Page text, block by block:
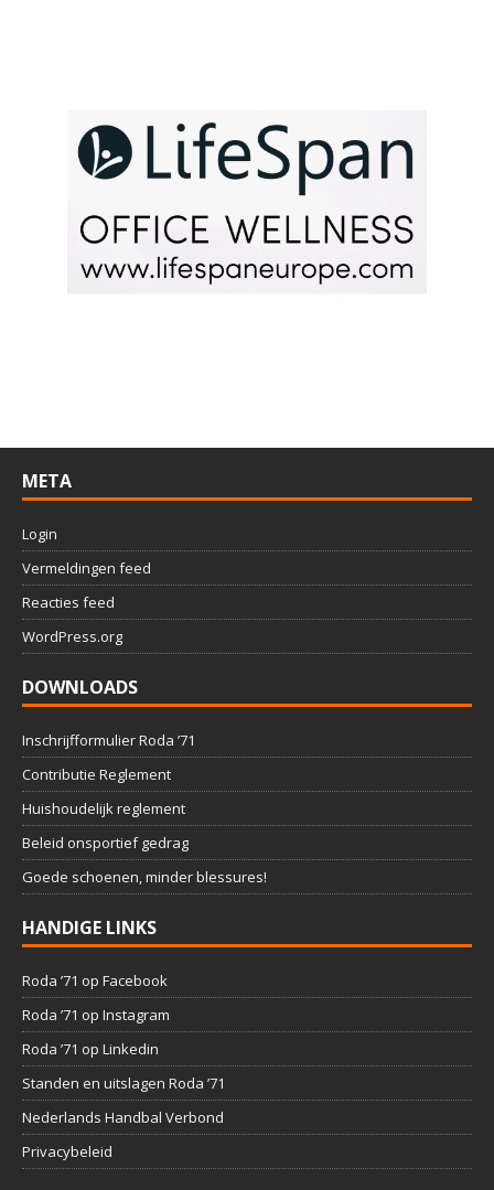
META
Login
Vermeldingen feed
Reacties feed
WordPress.org
DOWNLOADS
Inschrijfformulier Roda ’71
Contributie Reglement
Huishoudelijk reglement
Beleid onsportief gedrag
Goede schoenen, minder blessures!
HANDIGE LINKS
Roda ’71 op Facebook
Roda ’71 op Instagram
Roda ’71 op Linkedin
Standen en uitslagen Roda ’71
Nederlands Handbal Verbond
Privacybeleid